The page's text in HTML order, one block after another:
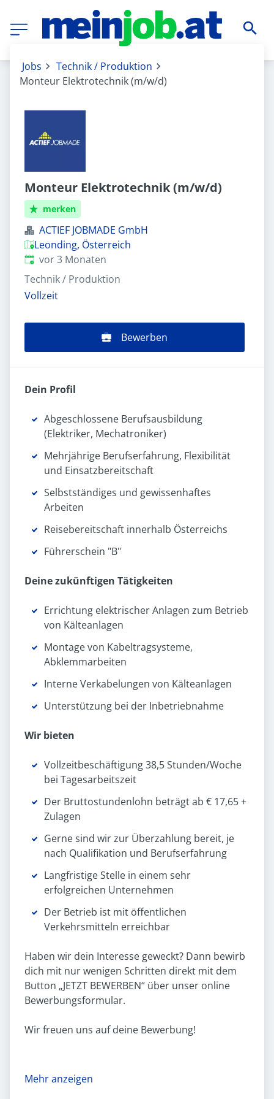
Jobs
Technik / Produktion
Monteur Elektrotechnik (m/w/d)
Monteur Elektrotechnik (m/w/d)
merken
ACTIEF JOBMADE GmbH
Leonding, Österreich
Veröffentlicht:
vor 3 Monaten
Technik / Produktion
Vollzeit
Bewerben
Dein Profil
Abgeschlossene Berufsausbildung
(Elektriker, Mechatroniker)
Mehrjährige Berufserfahrung, Flexibilität
und Einsatzbereitschaft
Selbstständiges und gewissenhaftes
Arbeiten
Reisebereitschaft innerhalb Österreichs
Führerschein "B"
Deine zukünftigen Tätigkeiten
Errichtung elektrischer Anlagen zum Betrieb
von Kälteanlagen
Montage von Kabeltragsysteme,
Abklemmarbeiten
Interne Verkabelungen von Kälteanlagen
Unterstützung bei der Inbetriebnahme
Wir bieten
Vollzeitbeschäftigung 38,5 Stunden/Woche
bei Tagesarbeitszeit
Der Bruttostundenlohn beträgt ab € 17,65 +
Zulagen
Gerne sind wir zur Überzahlung bereit, je
nach Qualifikation und Berufserfahrung
Langfristige Stelle in einem sehr
erfolgreichen Unternehmen
Der Betrieb ist mit öffentlichen
Verkehrsmitteln erreichbar
Haben wir dein Interesse geweckt? Dann bewirb
dich mit nur wenigen Schritten direkt mit dem
Button „JETZT BEWERBEN“ über unser online
Bewerbungsformular.
Wir freuen uns auf deine Bewerbung!
Mehr anzeigen